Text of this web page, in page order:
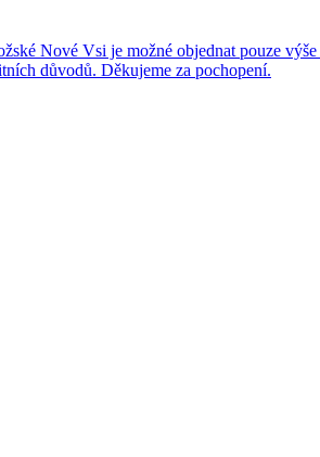
Nové Vsi je možné objednat pouze výše
důvodů. Děkujeme za pochopení.